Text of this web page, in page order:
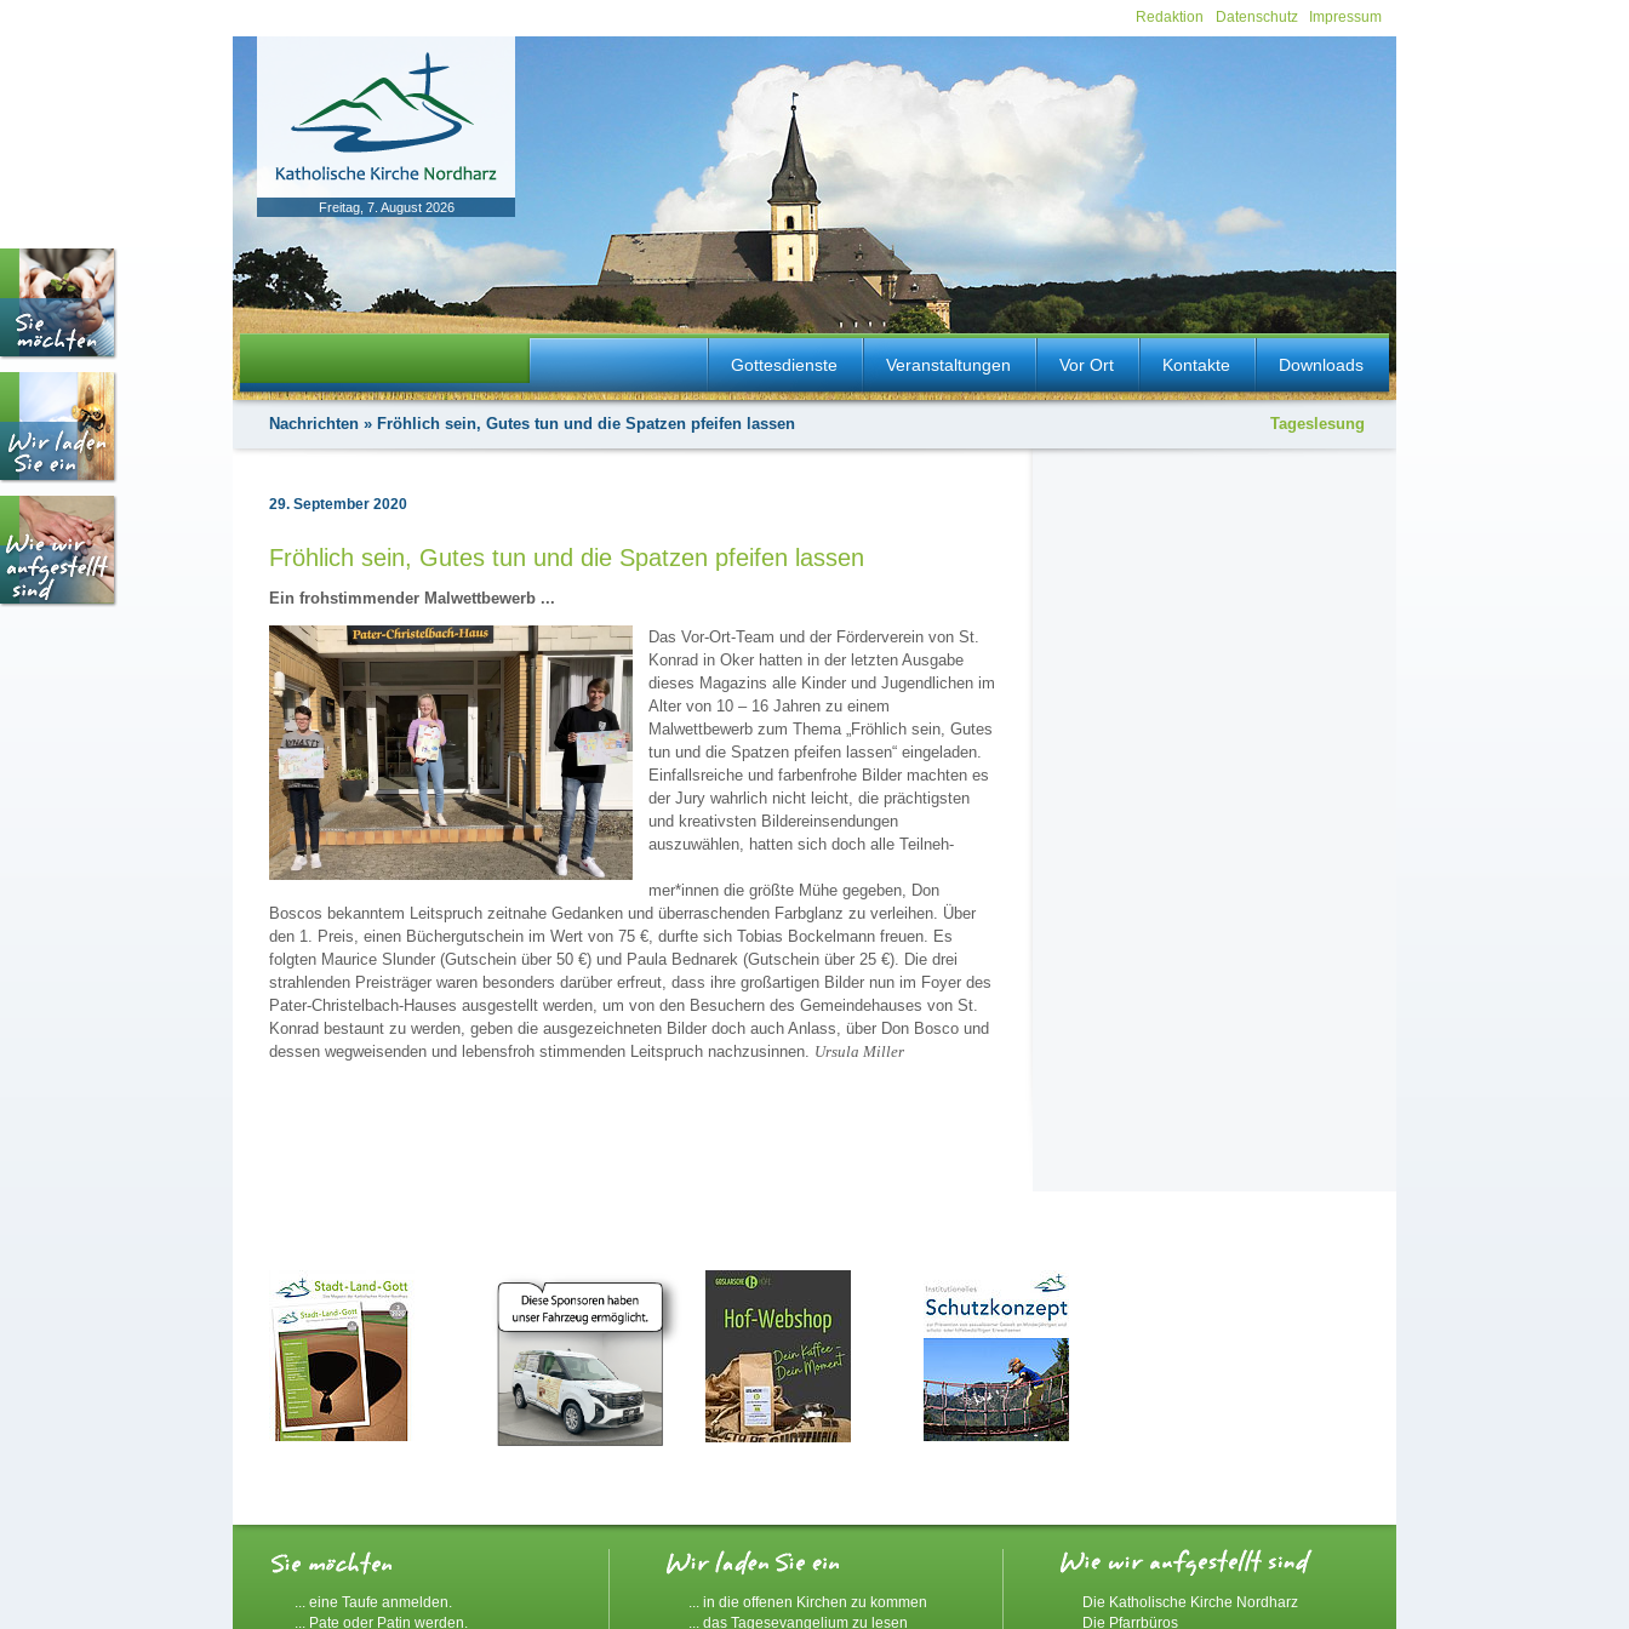
Redaktion Datenschutz Impressum
Freitag, 7. August 2026
Gottesdienste Veranstaltungen Vor Ort Kontakte Downloads
Nachrichten » Fröhlich sein, Gutes tun und die Spatzen pfeifen lassen Tageslesung
29. September 2020
Fröhlich sein, Gutes tun und die Spatzen pfeifen lassen
Ein frohstimmender Malwettbewerb ...
Das Vor-Ort-Team und der Förderverein von St.
Konrad in Oker hatten in der letzten Ausgabe
dieses Magazins alle Kinder und Jugendlichen im
Alter von 10 – 16 Jahren zu einem
Malwettbewerb zum Thema „Fröhlich sein, Gutes
tun und die Spatzen pfeifen lassen“ eingeladen.
Einfallsreiche und farbenfrohe Bilder machten es
der Jury wahrlich nicht leicht, die prächtigsten
und kreativsten Bildereinsendungen
auszuwählen, hatten sich doch alle Teilneh-
mer*innen die größte Mühe gegeben, Don
Boscos bekanntem Leitspruch zeitnahe Gedanken und überraschenden Farbglanz zu verleihen. Über
den 1. Preis, einen Büchergutschein im Wert von 75 €, durfte sich Tobias Bockelmann freuen. Es
folgten Maurice Slunder (Gutschein über 50 €) und Paula Bednarek (Gutschein über 25 €). Die drei
strahlenden Preisträger waren besonders darüber erfreut, dass ihre großartigen Bilder nun im Foyer des
Pater-Christelbach-Hauses ausgestellt werden, um von den Besuchern des Gemeindehauses von St.
Konrad bestaunt zu werden, geben die ausgezeichneten Bilder doch auch Anlass, über Don Bosco und
dessen wegweisenden und lebensfroh stimmenden Leitspruch nachzusinnen. Ursula Miller
... eine Taufe anmelden.
... Pate oder Patin werden.
... in die offenen Kirchen zu kommen
... das Tagesevangelium zu lesen
Die Katholische Kirche Nordharz
Die Pfarrbüros